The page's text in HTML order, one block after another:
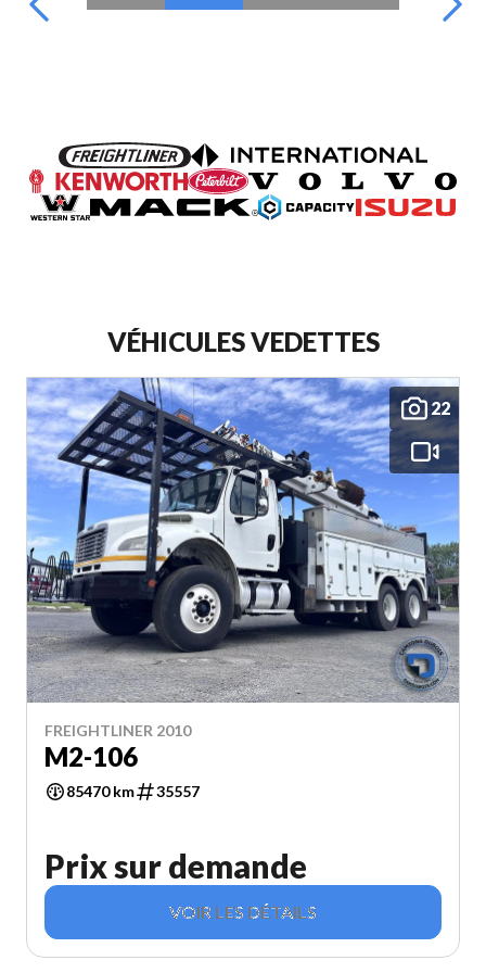
VÉHICULES VEDETTES
22
FREIGHTLINER 2010
M2-106
85470 km 35557
Prix sur demande
VOIR LES DÉTAILS